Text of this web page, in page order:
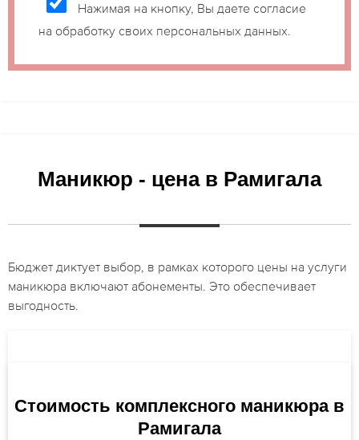
Нажимая на кнопку, Вы даете согласие
на обработку своих персональных данных.
Маникюр - цена в Рамигала
Бюджет диктует выбор, в рамках которого цены на услуги
маникюра включают абонементы. Это обеспечивает
выгодность.
Стоимость комплексного маникюра в
Рамигала